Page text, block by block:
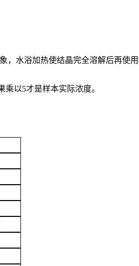
水浴加热使结晶完全溶解后再使用
乘以5才是样本实际浓度。